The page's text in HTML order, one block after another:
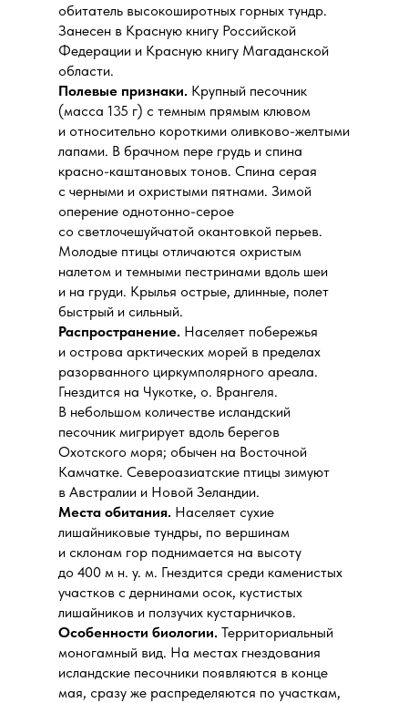
обитатель высокоширотных горных тундр.
Занесен в Красную книгу Российской
Федерации и Красную книгу Магаданской
области.
Полевые признаки. Крупный песочник
(масса 135 г) с темным прямым клювом
и относительно короткими оливково-желтыми
лапами. В брачном пере грудь и спина
красно-каштановых тонов. Спина серая
с черными и охристыми пятнами. Зимой
оперение однотонно-серое
со светлочешуйчатой окантовкой перьев.
Молодые птицы отличаются охристым
налетом и темными пестринами вдоль шеи
и на груди. Крылья острые, длинные, полет
быстрый и сильный.
Распространение. Населяет побережья
и острова арктических морей в пределах
разорванного циркумполярного ареала.
Гнездится на Чукотке, о. Врангеля.
В небольшом количестве исландский
песочник мигрирует вдоль берегов
Охотского моря; обычен на Восточной
Камчатке. Североазиатские птицы зимуют
в Австралии и Новой Зеландии.
Места обитания. Населяет сухие
лишайниковые тундры, по вершинам
и склонам гор поднимается на высоту
до 400 м н. у. м. Гнездится среди каменистых
участков с дернинами осок, кустистых
лишайников и ползучих кустарничков.
Особенности биологии. Территориальный
моногамный вид. На местах гнездования
исландские песочники появляются в конце
мая, сразу же распределяются по участкам,